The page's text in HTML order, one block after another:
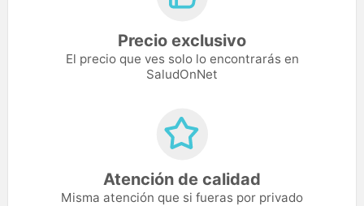
Precio exclusivo
El precio que ves solo lo encontrarás en
SaludOnNet
Atención de calidad
Misma atención que si fueras por privado